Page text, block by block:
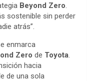
Beyond Zero.
sostenible sin perder
atrás”.
enmarca
Zero de Toyota.
hacia
de una sola